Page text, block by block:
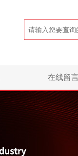
在线留